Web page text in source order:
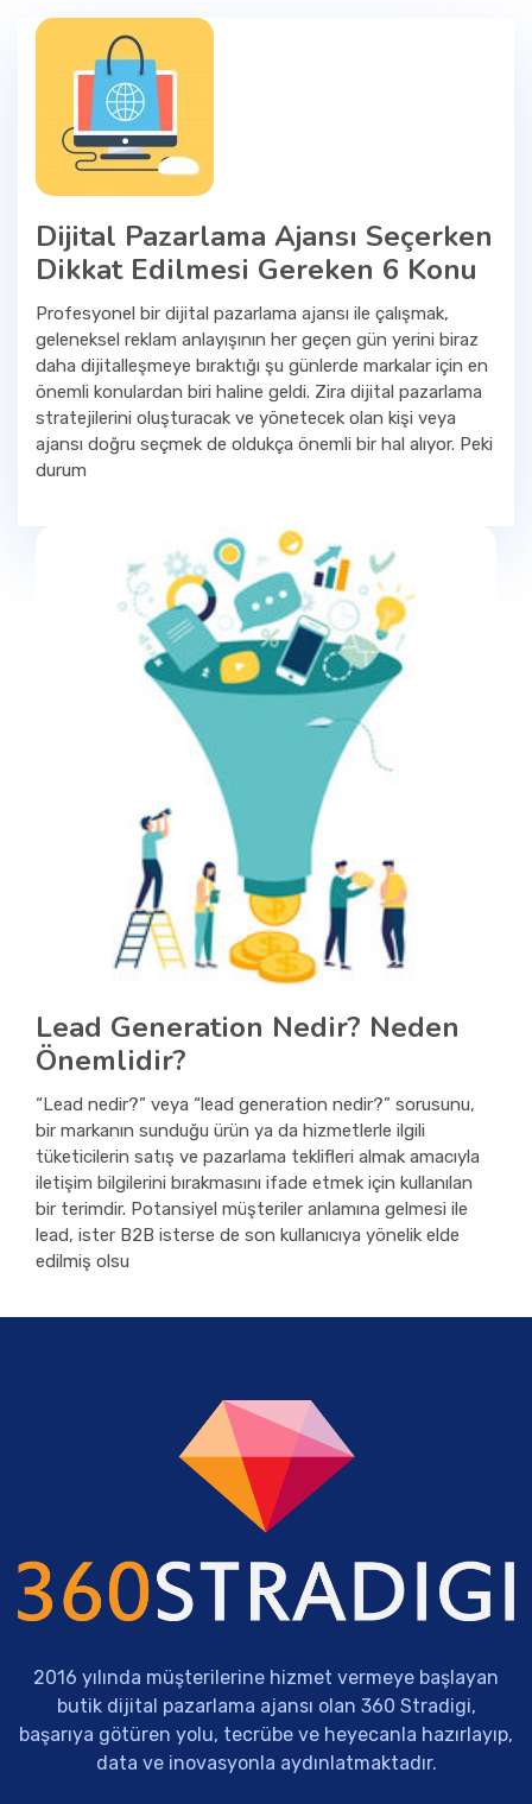
Dijital Pazarlama Ajansı Seçerken
Dikkat Edilmesi Gereken 6 Konu
Profesyonel bir dijital pazarlama ajansı ile çalışmak,
geleneksel reklam anlayışının her geçen gün yerini biraz
daha dijitalleşmeye bıraktığı şu günlerde markalar için en
önemli konulardan biri haline geldi. Zira dijital pazarlama
stratejilerini oluşturacak ve yönetecek olan kişi veya
ajansı doğru seçmek de oldukça önemli bir hal alıyor. Peki
durum
Lead Generation Nedir? Neden
Önemlidir?
“Lead nedir?” veya “lead generation nedir?” sorusunu,
bir markanın sunduğu ürün ya da hizmetlerle ilgili
tüketicilerin satış ve pazarlama teklifleri almak amacıyla
iletişim bilgilerini bırakmasını ifade etmek için kullanılan
bir terimdir. Potansiyel müşteriler anlamına gelmesi ile
lead, ister B2B isterse de son kullanıcıya yönelik elde
edilmiş olsu
2016 yılında müşterilerine hizmet vermeye başlayan
butik dijital pazarlama ajansı olan 360 Stradigi,
başarıya götüren yolu, tecrübe ve heyecanla hazırlayıp,
data ve inovasyonla aydınlatmaktadır.